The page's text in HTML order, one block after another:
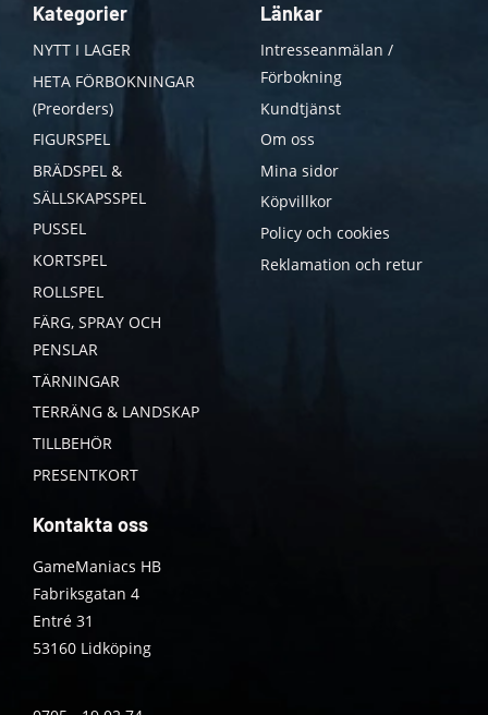
Kategorier
NYTT I LAGER
HETA FÖRBOKNINGAR
(Preorders)
FIGURSPEL
BRÄDSPEL &
SÄLLSKAPSSPEL
PUSSEL
KORTSPEL
ROLLSPEL
FÄRG, SPRAY OCH
PENSLAR
TÄRNINGAR
TERRÄNG & LANDSKAP
TILLBEHÖR
PRESENTKORT
Länkar
Intresseanmälan /
Förbokning
Kundtjänst
Om oss
Mina sidor
Köpvillkor
Policy och cookies
Reklamation och retur
Kontakta oss
GameManiacs HB
Fabriksgatan 4
Entré 31
53160 Lidköping